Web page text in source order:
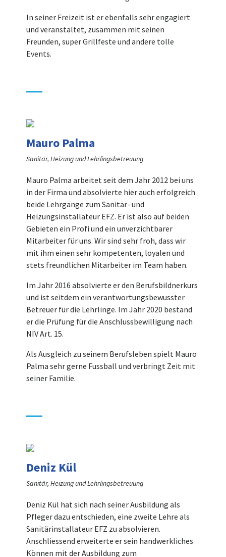
In seiner Freizeit ist er ebenfalls sehr engagiert
und veranstaltet, zusammen mit seinen
Freunden, super Grillfeste und andere tolle
Events.
Mauro Palma
Sanitär, Heizung und Lehrlingsbetreuung
Mauro Palma arbeitet seit dem Jahr 2012 bei uns
in der Firma und absolvierte hier auch erfolgreich
beide Lehrgänge zum Sanitär- und
Heizungsinstallateur EFZ. Er ist also auf beiden
Gebieten ein Profi und ein unverzichtbarer
Mitarbeiter für uns. Wir sind sehr froh, dass wir
mit ihm einen sehr kompetenten, loyalen und
stets freundlichen Mitarbeiter im Team haben.
Im Jahr 2016 absolvierte er den Berufsbildnerkurs
und ist seitdem ein verantwortungsbewusster
Betreuer für die Lehrlinge. Im Jahr 2020 bestand
er die Prüfung für die Anschlussbewilligung nach
NIV Art. 15.
Als Ausgleich zu seinem Berufsleben spielt Mauro
Palma sehr gerne Fussball und verbringt Zeit mit
seiner Familie.
Deniz Kül
Sanitär, Heizung und Lehrlingsbetreuung
Deniz Kül hat sich nach seiner Ausbildung als
Pfleger dazu entschieden, eine zweite Lehre als
Sanitärinstallateur EFZ zu absolvieren.
Anschliessend erweiterte er sein handwerkliches
Können mit der Ausbildung zum